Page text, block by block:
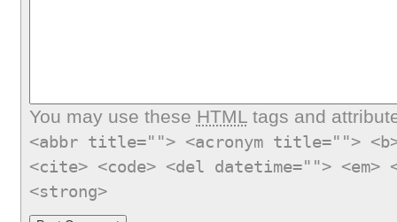
You may use these HTMLtags and
<abbr title=""> <acronym title="">
<cite> <code> <del datetime="">
<strong>